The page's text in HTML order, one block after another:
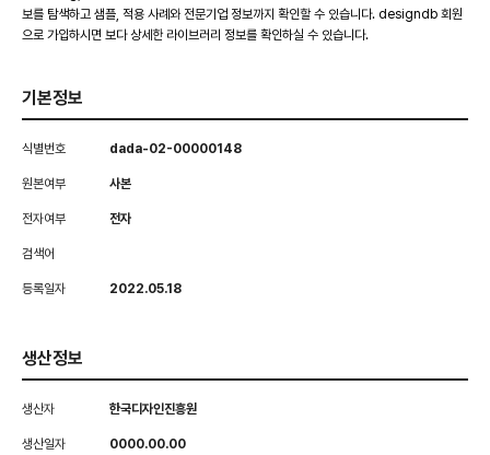
보를 탐색하고 샘플, 적용 사례와 전문기업 정보까지 확인할 수 있습니다. designdb 회원
으로 가입하시면 보다 상세한 라이브러리 정보를 확인하실 수 있습니다.
기본정보
식별번호 dada-02-00000148
원본여부 사본
전자여부 전자
검색어
등록일자 2022.05.18
생산정보
생산자 한국디자인진흥원
생산일자 0000.00.00